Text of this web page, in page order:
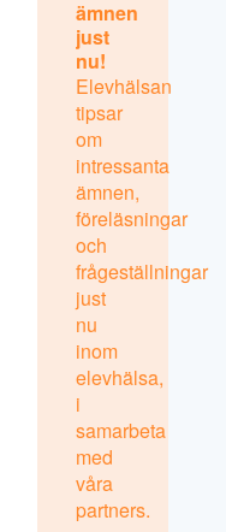
ämnen
just
nu!
Elevhälsan
tipsar
om
intressanta
ämnen,
föreläsningar
och
frågeställningar
just
nu
inom
elevhälsa,
i
samarbeta
med
våra
partners.